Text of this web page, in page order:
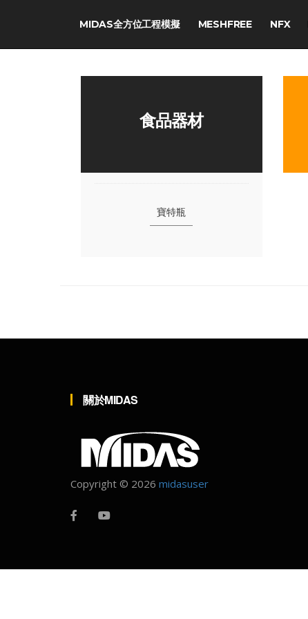
MIDAS全方位工程模擬 MESHFREE NFX
食品器材
關於MIDAS
Copyright © 2026 midasuser